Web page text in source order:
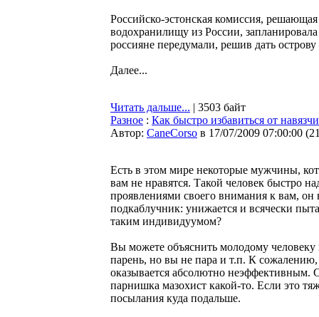
Российско-эстонская комиссия,
водохранилищу из России,
россияне передумали, решив дать
Далее...
Читать дальше... | 3503 байт
Разное : Как быстро избавиться от
Автор: CaneCorso в 17/07/2009 07:00:00 (
Есть в этом мире некоторые мужчины,
вам не нравятся. Такой человек быстро
проявлениями своего внимания к вам, он
подкаблучник: унижается и всячески
таким индивидуумом?
Вы можете объяснить молодому
парень, но вы не пара и т.п. К сожалению,
оказывается абсолютно неэффективным.
парнишка мазохист какой-то. Если это
посылания куда подальше.